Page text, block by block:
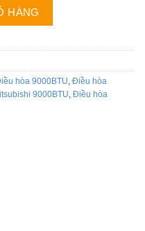
| 9000BTU 1 Chiều inverter
HÀNG
hòa 9000BTU Điều hòa
9000BTU Điều hòa